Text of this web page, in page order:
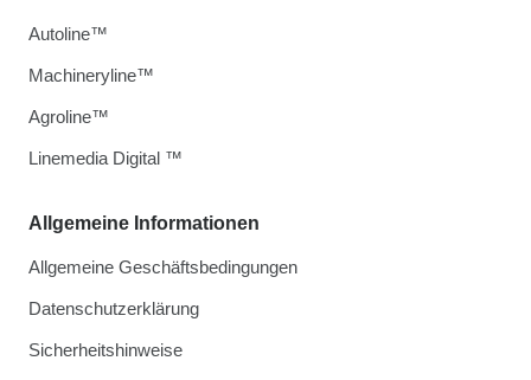
Allgemeine Informationen
Allgemeine Geschäftsbedingungen
Datenschutzerklärung
Sicherheitshinweise
Autoline™
Machineryline™
Agroline™
Linemedia Digital ™